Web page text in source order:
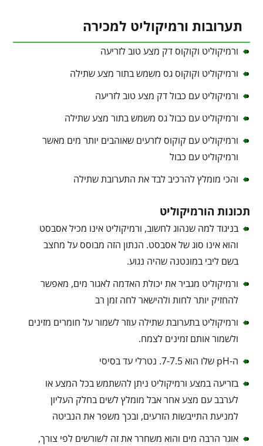
תערובות ורמיקוליט למכירה
ורמיקוליט וקוקוס דק מצע טוב לזריעה
ורמיקוליט וקוקוס גס משמש בתור מצע שתילה
ורמיקוליט עם כבול דק מצע טוב לזריעה
ורמיקוליט עם כבול גס משמש בתור מצע שתילה
ורמיקוליט עם קוקוס לזרעים שאוהבים יותר מים מאשר
ורמיקוליט עם כבול
והכי מומלץ להרכיב לבד את התערובת שתילה
תכונות הורמיקוליט
בניגוד למה שנהוג לחשוב, ורמיקוליט אינו מכיל אסבסט
והוא אינו סוג של אסבסט. הנתון הזה מבוסס על מחצב
בשם ליבי במונטנה שהיה נגוע.
ורמיקוליט מגביר את יכולת האדמה לאגור מים, מאפשר
להחזיק יותר לחות ולהישאר לחה זמן רב
ורמיקוליט בתערובת שתילה עוזר לשמור על חומרים מזינים
ולשמור אותם זמינים לצמח.
ה-pH שלו הוא 7-7.5. נטרלי עד בסיסי
בזריעה במצע ורמיקוליט ניתן להשתמש בכל המצע או
לערבב עם מצע אחר אבל מומלץ לשים בחלק העליון
למניעת התייבשות הזרעים, ובכך משפר את הנביטה
אוגר הרבה מים והוא משחרר את זה לשורשים לפי צורך,